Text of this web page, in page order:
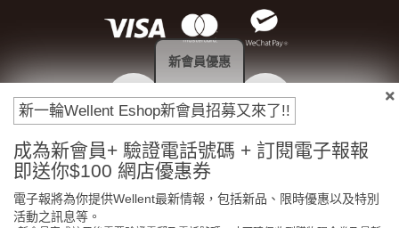
門市免費自取 原裝行貨保證
新一輪Wellent Eshop新會員招募又來了!!
成為新會員+ 驗證電話號碼 + 訂閱電子報報
即送你$100 網店優惠券
電子報將為你提供Wellent最新情報，包括新品、限時優惠以及特別
活動之訊息等。
新會員優惠